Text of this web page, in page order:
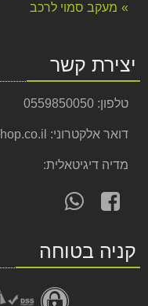
מעקב סמוי לרכב
יצירת קשר
טלפון: 0559850050
דואר אלקטרוני:
מדיה דיגיטאלית:
עקוב
אחרינו
facebook
WhatsAppקניה בטוחה